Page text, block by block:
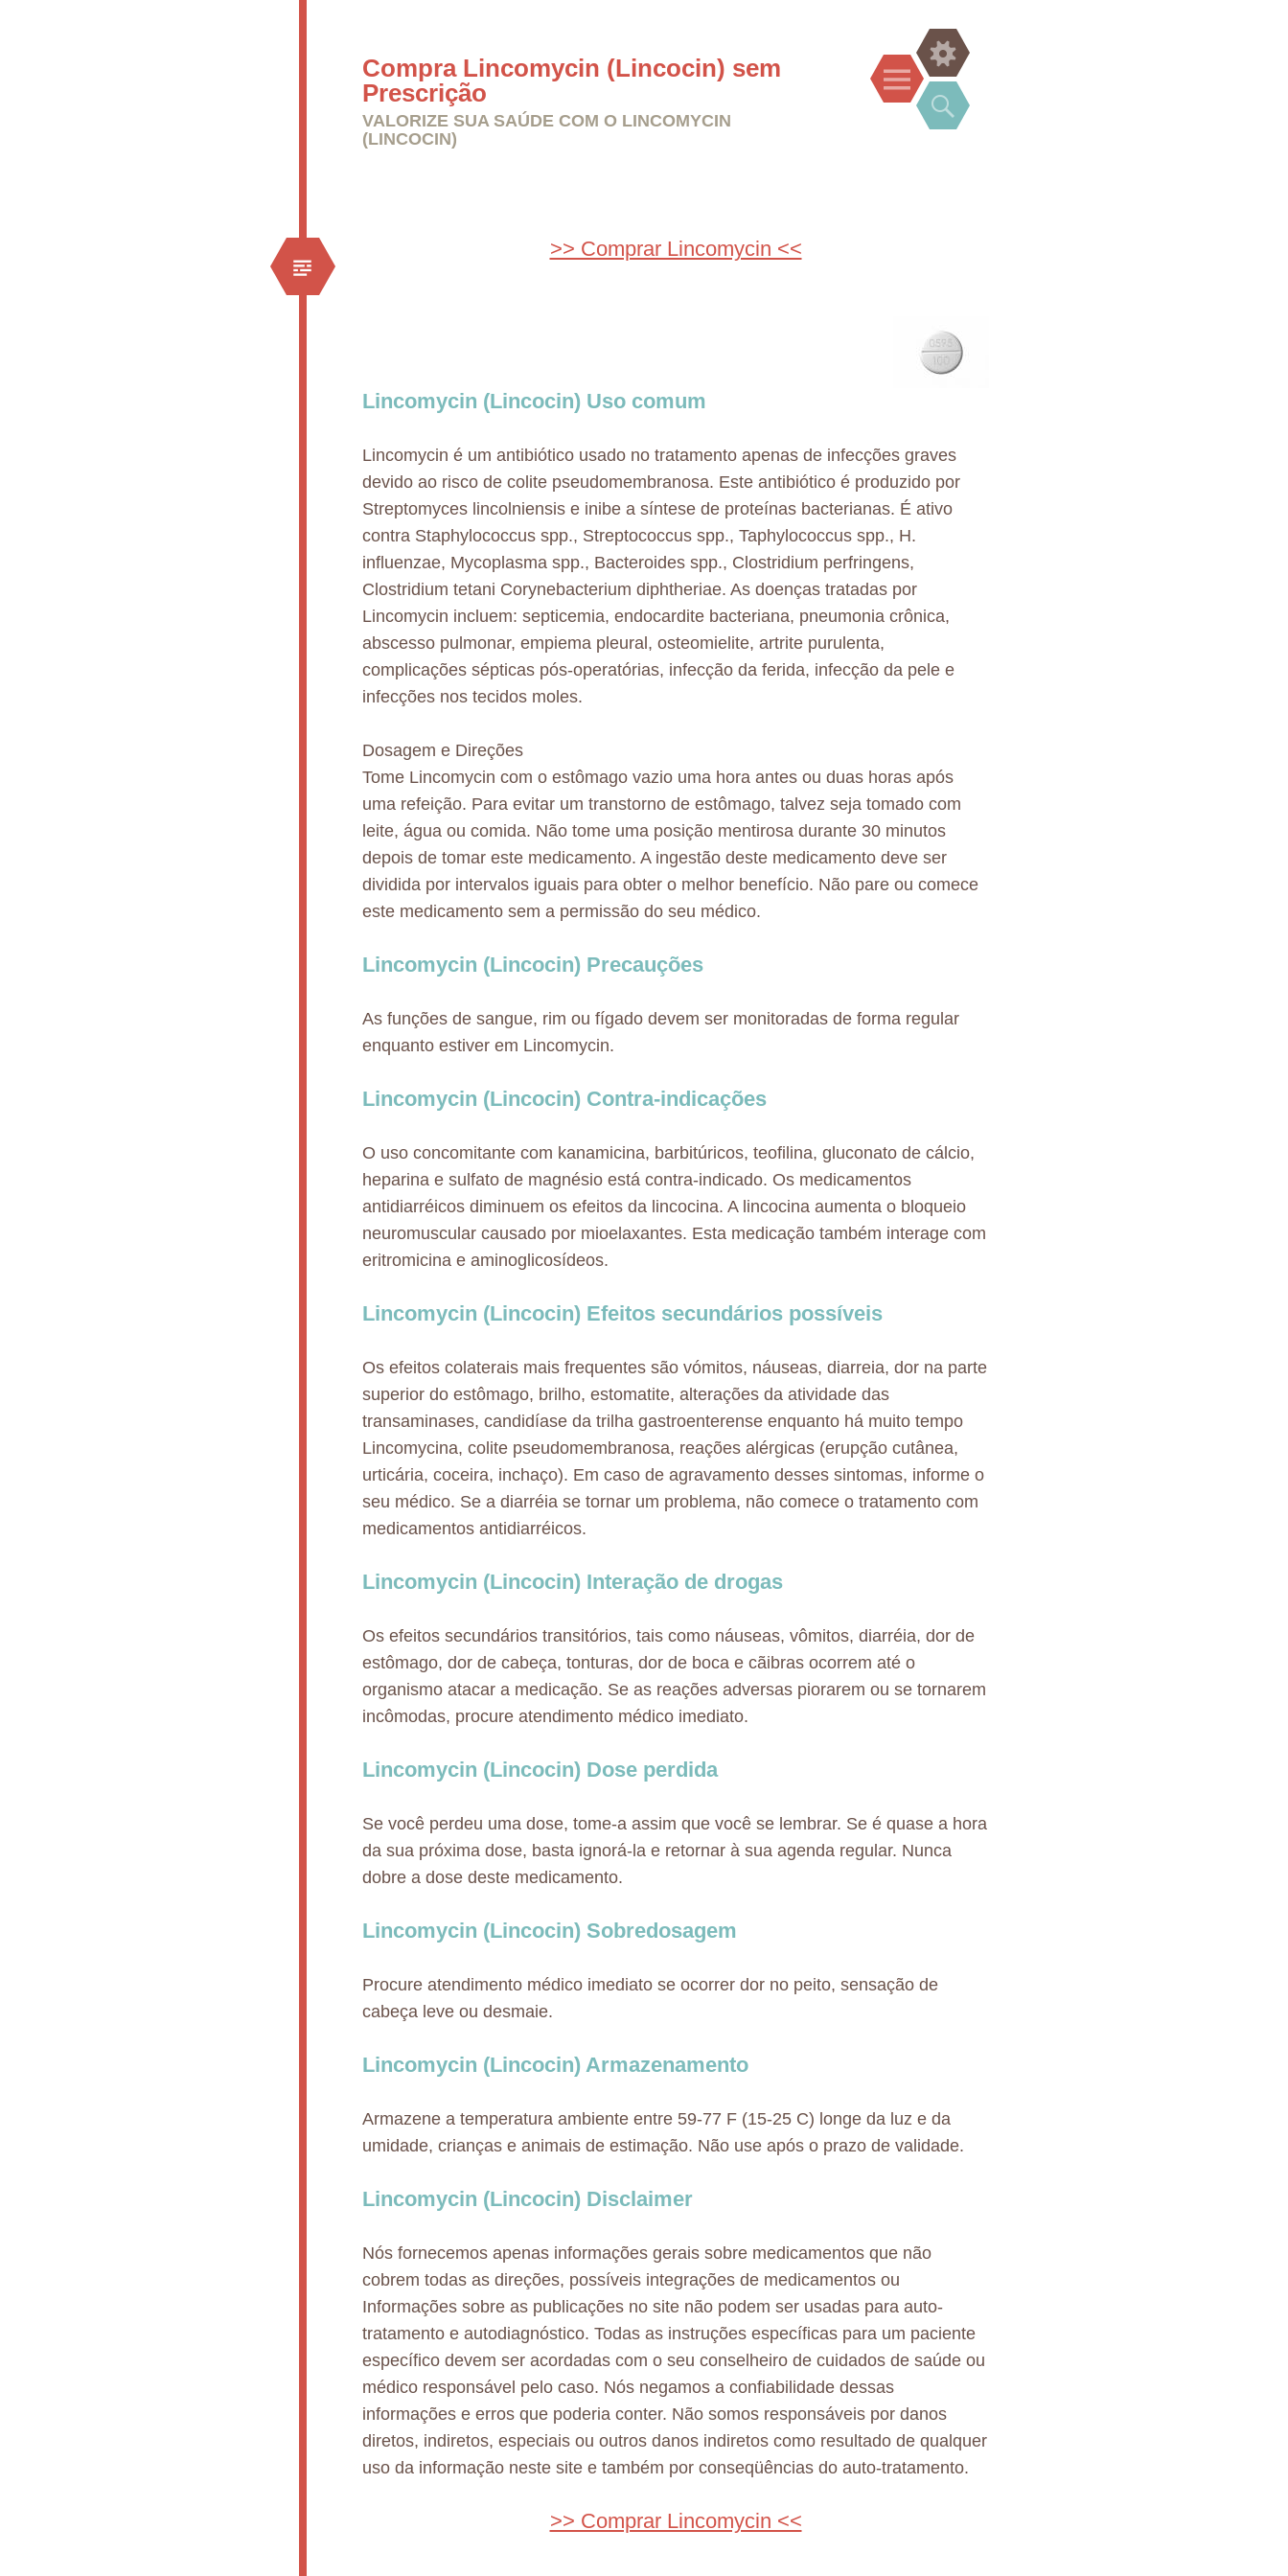
Compra Lincomycin (Lincocin) sem
Prescrição
VALORIZE SUA SAÚDE COM O LINCOMYCIN
(LINCOCIN)
Menu
Widgets
Search
>> Comprar Lincomycin <<
Lincomycin (Lincocin) Uso comum
Lincomycin é um antibiótico usado no tratamento apenas de infecções graves
devido ao risco de colite pseudomembranosa. Este antibiótico é produzido por
Streptomyces lincolniensis e inibe a síntese de proteínas bacterianas. É ativo
contra Staphylococcus spp., Streptococcus spp., Taphylococcus spp., H.
influenzae, Mycoplasma spp., Bacteroides spp., Clostridium perfringens,
Clostridium tetani Corynebacterium diphtheriae. As doenças tratadas por
Lincomycin incluem: septicemia, endocardite bacteriana, pneumonia crônica,
abscesso pulmonar, empiema pleural, osteomielite, artrite purulenta,
complicações sépticas pós-operatórias, infecção da ferida, infecção da pele e
infecções nos tecidos moles.
Dosagem e Direções
Tome Lincomycin com o estômago vazio uma hora antes ou duas horas após
uma refeição. Para evitar um transtorno de estômago, talvez seja tomado com
leite, água ou comida. Não tome uma posição mentirosa durante 30 minutos
depois de tomar este medicamento. A ingestão deste medicamento deve ser
dividida por intervalos iguais para obter o melhor benefício. Não pare ou comece
este medicamento sem a permissão do seu médico.
Lincomycin (Lincocin) Precauções
As funções de sangue, rim ou fígado devem ser monitoradas de forma regular
enquanto estiver em Lincomycin.
Lincomycin (Lincocin) Contra-indicações
O uso concomitante com kanamicina, barbitúricos, teofilina, gluconato de cálcio,
heparina e sulfato de magnésio está contra-indicado. Os medicamentos
antidiarréicos diminuem os efeitos da lincocina. A lincocina aumenta o bloqueio
neuromuscular causado por mioelaxantes. Esta medicação também interage com
eritromicina e aminoglicosídeos.
Lincomycin (Lincocin) Efeitos secundários possíveis
Os efeitos colaterais mais frequentes são vómitos, náuseas, diarreia, dor na parte
superior do estômago, brilho, estomatite, alterações da atividade das
transaminases, candidíase da trilha gastroenterense enquanto há muito tempo
Lincomycina, colite pseudomembranosa, reações alérgicas (erupção cutânea,
urticária, coceira, inchaço). Em caso de agravamento desses sintomas, informe o
seu médico. Se a diarréia se tornar um problema, não comece o tratamento com
medicamentos antidiarréicos.
Lincomycin (Lincocin) Interação de drogas
Os efeitos secundários transitórios, tais como náuseas, vômitos, diarréia, dor de
estômago, dor de cabeça, tonturas, dor de boca e cãibras ocorrem até o
organismo atacar a medicação. Se as reações adversas piorarem ou se tornarem
incômodas, procure atendimento médico imediato.
Lincomycin (Lincocin) Dose perdida
Se você perdeu uma dose, tome-a assim que você se lembrar. Se é quase a hora
da sua próxima dose, basta ignorá-la e retornar à sua agenda regular. Nunca
dobre a dose deste medicamento.
Lincomycin (Lincocin) Sobredosagem
Procure atendimento médico imediato se ocorrer dor no peito, sensação de
cabeça leve ou desmaie.
Lincomycin (Lincocin) Armazenamento
Armazene a temperatura ambiente entre 59-77 F (15-25 C) longe da luz e da
umidade, crianças e animais de estimação. Não use após o prazo de validade.
Lincomycin (Lincocin) Disclaimer
Nós fornecemos apenas informações gerais sobre medicamentos que não
cobrem todas as direções, possíveis integrações de medicamentos ou
Informações sobre as publicações no site não podem ser usadas para auto-
tratamento e autodiagnóstico. Todas as instruções específicas para um paciente
específico devem ser acordadas com o seu conselheiro de cuidados de saúde ou
médico responsável pelo caso. Nós negamos a confiabilidade dessas
informações e erros que poderia conter. Não somos responsáveis por danos
diretos, indiretos, especiais ou outros danos indiretos como resultado de qualquer
uso da informação neste site e também por conseqüências do auto-tratamento.
>> Comprar Lincomycin <<